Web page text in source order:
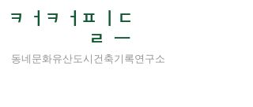
ㅋ ㅓㅋ ㅓㅍ ㅣㄷ
ㄹ ㅡ
동네문화유산도시건축기록연구소